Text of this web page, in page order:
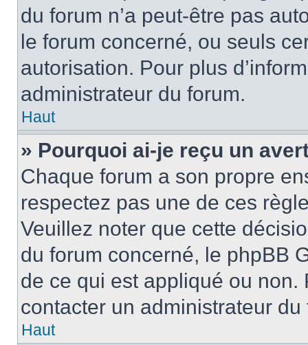
du forum n’a peut-être pas
le forum concerné, ou seuls
autorisation. Pour plus
administrateur du forum.
Haut
» Pourquoi ai-je reçu un
Chaque forum a son propre
respectez pas une de ces
Veuillez noter que cette
du forum concerné, le phpBB
de ce qui est appliqué ou non.
contacter un administrateur du
Haut